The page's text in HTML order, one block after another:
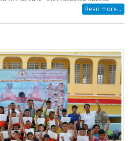
Read more...